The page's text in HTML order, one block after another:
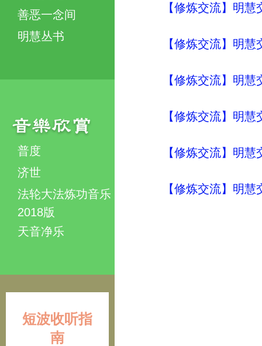
善恶一念间
明慧丛书
普度
济世
法轮大法炼功音乐
2018版
天音净乐
短波收听指
南
【修炼交流】明
【修炼交流】明
【修炼交流】明
【修炼交流】明
【修炼交流】明
【修炼交流】明